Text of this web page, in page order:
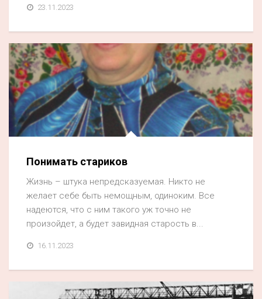
23.11.2023
Понимать стариков
Жизнь – штука непредсказуемая. Никто не
желает себе быть немощным, одиноким. Все
надеются, что с ним такого уж точно не
произойдет, а будет завидная старость в...
16.11.2023